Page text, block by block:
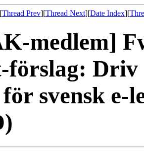
Thread Prev][Thread Next][Date Index][
medlem]
förslag: Driv
för svensk